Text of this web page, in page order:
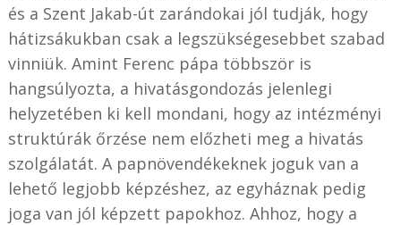
és a Szent Jakab-út zarándokai jól tudják, hogy
hátizsákukban csak a legszükségesebbet szabad
vinniük. Amint Ferenc pápa többször is
hangsúlyozta, a hivatásgondozás jelenlegi
helyzetében ki kell mondani, hogy az intézményi
struktúrák őrzése nem előzheti meg a hivatás
szolgálatát. A papnövendékeknek joguk van a
lehető legjobb képzéshez, az egyháznak pedig
joga van jól képzett papokhoz. Ahhoz, hogy a